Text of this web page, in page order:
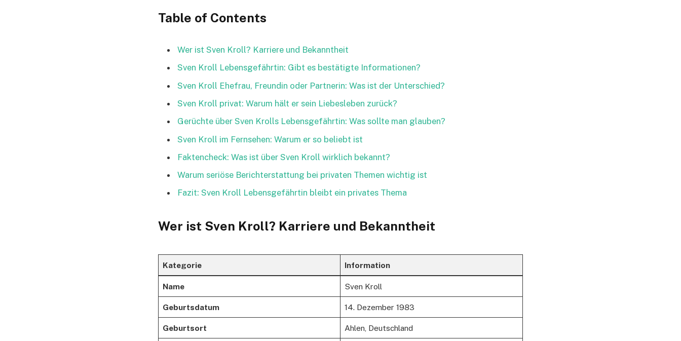
Table of Contents
Wer ist Sven Kroll? Karriere und Bekanntheit
Sven Kroll Lebensgefährtin: Gibt es bestätigte Informationen?
Sven Kroll Ehefrau, Freundin oder Partnerin: Was ist der Unterschied?
Sven Kroll privat: Warum hält er sein Liebesleben zurück?
Gerüchte über Sven Krolls Lebensgefährtin: Was sollte man glauben?
Sven Kroll im Fernsehen: Warum er so beliebt ist
Faktencheck: Was ist über Sven Kroll wirklich bekannt?
Warum seriöse Berichterstattung bei privaten Themen wichtig ist
Fazit: Sven Kroll Lebensgefährtin bleibt ein privates Thema
Wer ist Sven Kroll? Karriere und Bekanntheit
Kategorie Information
Name Sven Kroll
Geburtsdatum 14. Dezember 1983
Geburtsort Ahlen, Deutschland